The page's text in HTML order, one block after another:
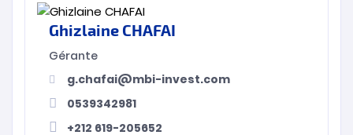
Ghizlaine CHAFAI
Gérante
g.chafai@mbi-invest.com
0539342981
+212 619-205652